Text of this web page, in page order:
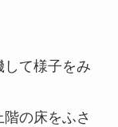
て様子をみ
の床をふさ